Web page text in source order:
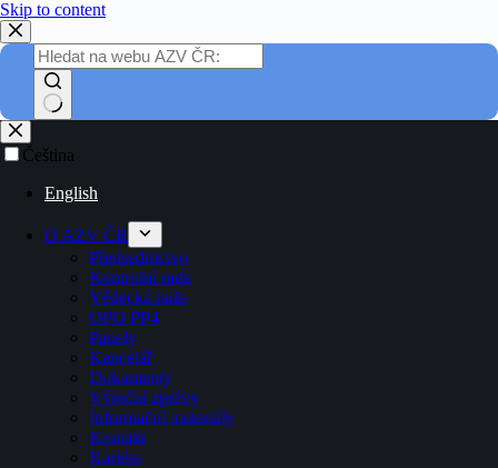
Skip to content
Čeština
English
O AZV ČR
Předsednictvo
Kontrolní rada
Vědecká rada
OPO PP4
Panely
Kancelář
Dokumenty
Výroční zprávy
Informační materiály
Kontakt
Kariéra